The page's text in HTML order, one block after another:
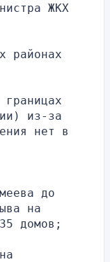
ЖКХ
районах
из-за
нет в
до
на
домов;